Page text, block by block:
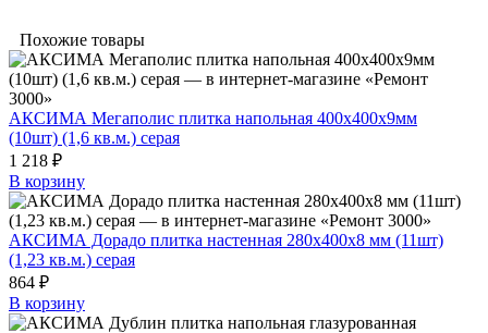
Похожие товары
АКСИМА Мегаполис плитка напольная 400х400х9мм
(10шт) (1,6 кв.м.) серая
1 218 ₽
В корзину
АКСИМА Дорадо плитка настенная 280х400х8 мм (11шт)
(1,23 кв.м.) серая
864 ₽
В корзину